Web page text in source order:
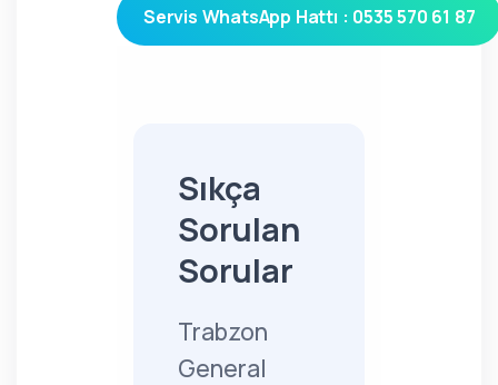
Servis WhatsApp Hattı : 0535 570 61 87
Sıkça
Sorulan
Sorular
Trabzon
General